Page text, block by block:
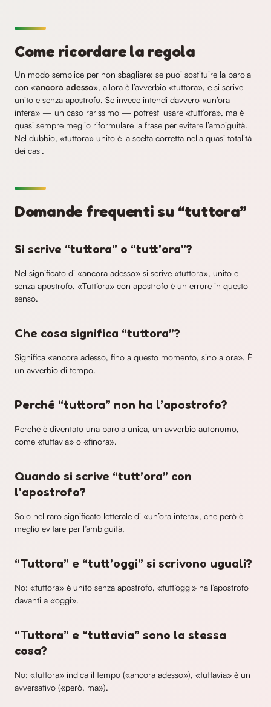
Come ricordare la regola
Un modo semplice per non sbagliare: se puoi sostituire la parola
con «ancora adesso», allora è l’avverbio «tuttora», e si scrive
unito e senza apostrofo. Se invece intendi davvero «un’ora
intera» — un caso rarissimo — potresti usare «tutt’ora», ma è
quasi sempre meglio riformulare la frase per evitare l’ambiguità.
Nel dubbio, «tuttora» unito è la scelta corretta nella quasi totalità
dei casi.
Domande frequenti su “tuttora”
Si scrive “tuttora” o “tutt’ora”?
Nel significato di «ancora adesso» si scrive «tuttora», unito e
senza apostrofo. «Tutt’ora» con apostrofo è un errore in questo
senso.
Che cosa significa “tuttora”?
Significa «ancora adesso, fino a questo momento, sino a ora». È
un avverbio di tempo.
Perché “tuttora” non ha l’apostrofo?
Perché è diventato una parola unica, un avverbio autonomo,
come «tuttavia» o «finora».
Quando si scrive “tutt’ora” con
l’apostrofo?
Solo nel raro significato letterale di «un’ora intera», che però è
meglio evitare per l’ambiguità.
“Tuttora” e “tutt’oggi” si scrivono uguali?
No: «tuttora» è unito senza apostrofo, «tutt’oggi» ha l’apostrofo
davanti a «oggi».
“Tuttora” e “tuttavia” sono la stessa
cosa?
No: «tuttora» indica il tempo («ancora adesso»), «tuttavia» è un
avversativo («però, ma»).